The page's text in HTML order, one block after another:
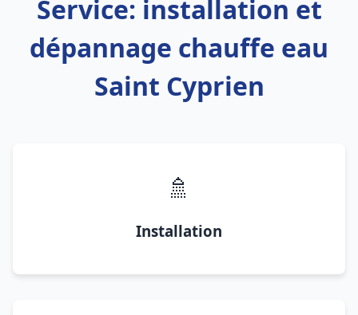
Service: installation et
dépannage chauffe eau
Saint Cyprien
🚿
Installation